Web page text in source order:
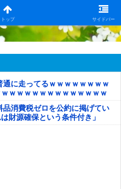
トップ サイドバー
通に走ってるｗｗｗｗｗｗｗｗ
ｗｗｗｗｗｗｗｗｗｗｗｗｗ
品消費税ゼロを公約に掲げてい
財源確保という条件付き」